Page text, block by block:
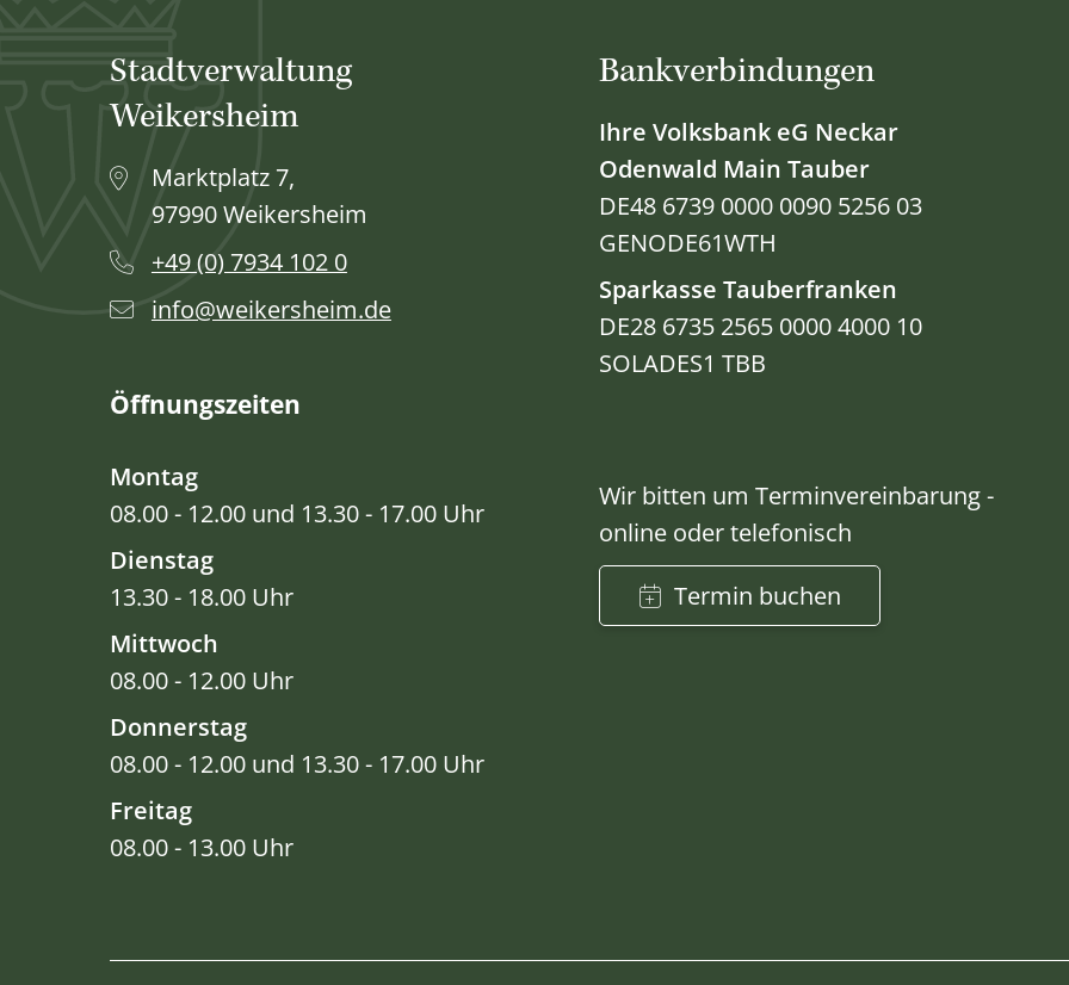
Stadtverwaltung
Weikersheim
Marktplatz 7,
97990 Weikersheim
+49 (0) 7934 102 0
info@weikersheim.de
Öffnungszeiten
Montag
08.00 - 12.00 und 13.30 - 17.00 Uhr
Dienstag
13.30 - 18.00 Uhr
Mittwoch
08.00 - 12.00 Uhr
Donnerstag
08.00 - 12.00 und 13.30 - 17.00 Uhr
Freitag
08.00 - 13.00 Uhr
Bankverbindungen
Ihre Volksbank eG Neckar
Odenwald Main Tauber
DE48 6739 0000 0090 5256 03
GENODE61WTH
Sparkasse Tauberfranken
DE28 6735 2565 0000 4000 10
SOLADES1 TBB
Wir bitten um Terminvereinbarung -
online oder telefonisch
Termin buchen